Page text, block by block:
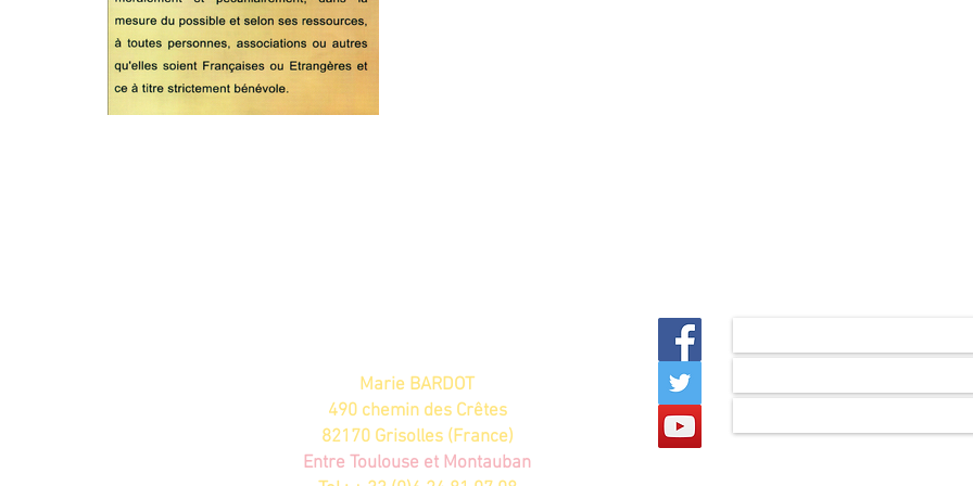
Marie BARDOT
490 chemin des Crêtes
82170 Grisolles (France)
Entre Toulouse et Montauban